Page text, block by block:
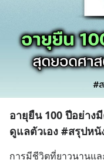
อายุยืน 100 ปีอย่า
ดูแลตัวเอง #สรุปห
การมีชีวิตที่ยาวนานแ